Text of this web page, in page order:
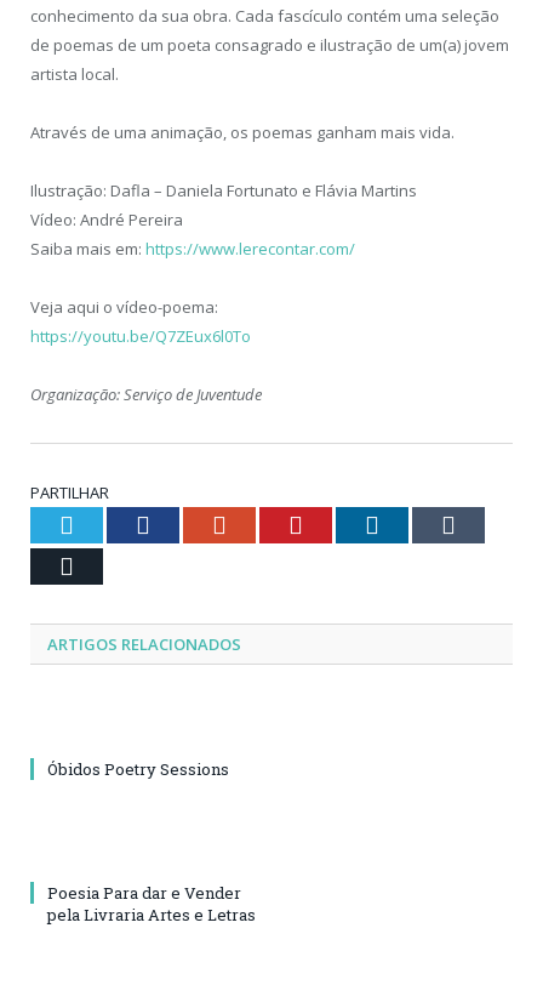
conhecimento da sua obra. Cada fascículo contém uma seleção
de poemas de um poeta consagrado e ilustração de um(a) jovem
artista local.
Através de uma animação, os poemas ganham mais vida.
Ilustração: Dafla – Daniela Fortunato e Flávia Martins
Vídeo: André Pereira
Saiba mais em: https://www.lerecontar.com/
Veja aqui o vídeo-poema:
https://youtu.be/Q7ZEux6l0To
Organização: Serviço de Juventude
PARTILHAR
Twitter Facebook Google+ Pinterest LinkedIn
ARTIGOS RELACIONADOS
Óbidos Poetry Sessions
Poesia Para dar e Vender
pela Livraria Artes e Letras